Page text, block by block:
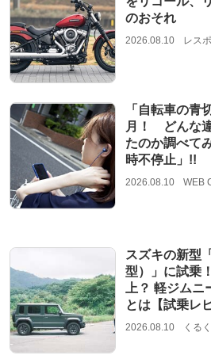
のおそれ
2026.08.10 レス
「自転車の青
月！ どんな
たのか調べて
時不停止」!!
2026.08.10 WEB
スズキの新型
型）」に試乗
上？ 軽ジム
とは【試乗レ
2026.08.10 くる